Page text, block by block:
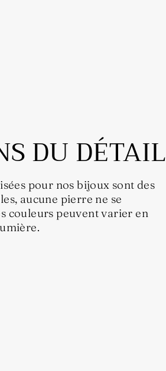
DU DÉTAIL
pour nos bijoux sont des
aucune pierre ne se
couleurs peuvent varier en